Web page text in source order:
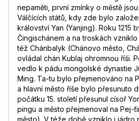
nepaměti, první zmínky o městě
Válčících států, kdy zde bylo
království Yan (Yanjing). Roku 1215
Čingischánem a na troskách
též Chánbalyk (Chánovo město,
ovládal chán Kublaj ohromnou říši.
vedlo k pádu mongolské dynastie
Ming. Ta-tu bylo přejmenováno na
a hlavní město říše bylo přesunuto
počátku 15. století přesunul císoř
pingu a město přejmenoval na Pej-